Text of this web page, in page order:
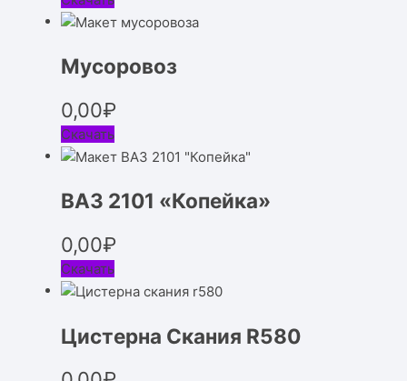
Мусоровоз
0,00₽
Скачать
ВАЗ 2101 «Копейка»
0,00₽
Скачать
Цистерна Скания R580